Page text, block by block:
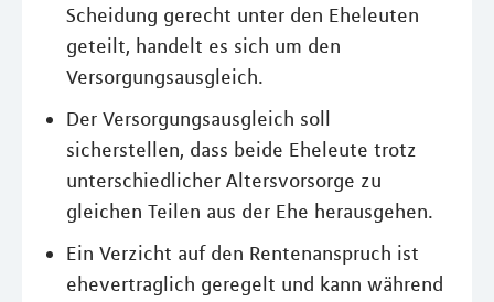
Scheidung gerecht unter den Eheleuten
geteilt, handelt es sich um den
Versorgungsausgleich.
Der Versorgungsausgleich soll
sicherstellen, dass beide Eheleute trotz
unterschiedlicher Altersvorsorge zu
gleichen Teilen aus der Ehe herausgehen.
Ein Verzicht auf den Rentenanspruch ist
ehevertraglich geregelt und kann während